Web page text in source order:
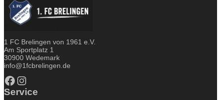
1 FC Brelingen von 1961 e.V.
Am Sportplatz 1
30900 Wedemark
info@1fcbrelingen.de
Facebook Instagram
Service